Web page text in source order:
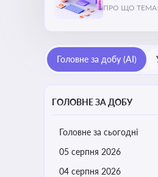
ПРО ЩО ТЕМА:
Головне за добу (AI)
ГОЛОВНЕ ЗА ДОБУ
Головне за сьогодні
05 серпня 2026
04 серпня 2026